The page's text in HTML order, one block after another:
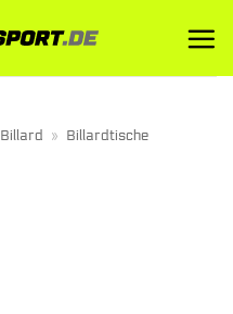
Billard » Billardtische